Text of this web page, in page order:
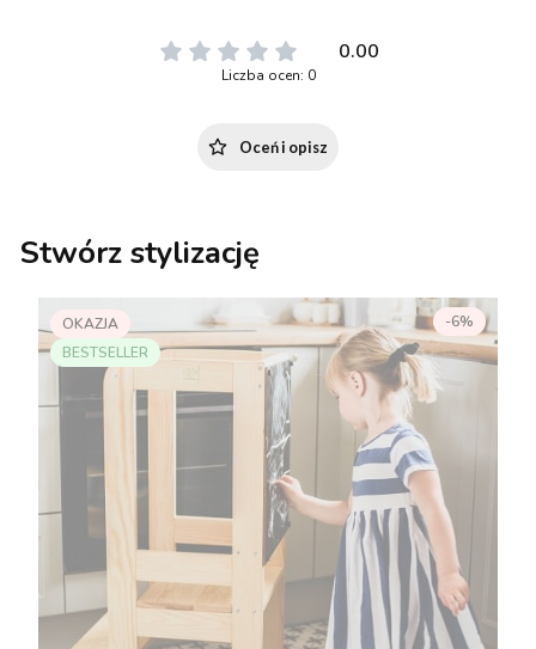
0.00
Liczba ocen: 0
Oceń i opisz
Stwórz stylizację
OKAZJA
BESTSELLER
-6%